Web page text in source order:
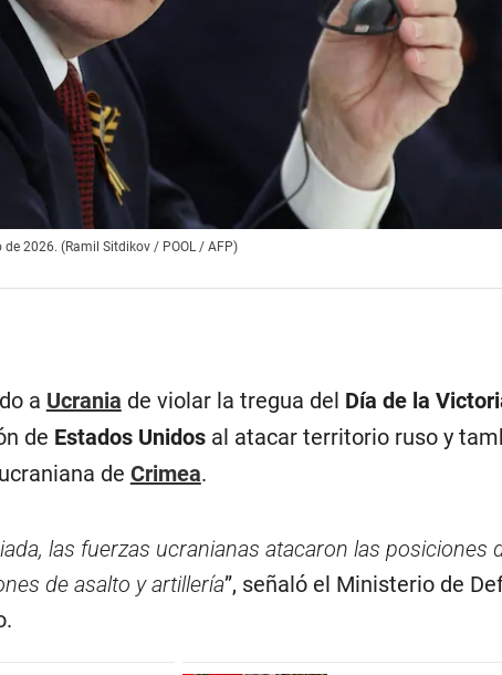
2026. (Ramil Sitdikov / POOL / AFP)
a Ucrania de violar la tregua del Día de la
de Estados Unidosal atacar territorio ruso y
de Crimea.
las fuerzas ucranianas atacaron las posiciones
de asalto y artillería”, señaló el Ministerio de